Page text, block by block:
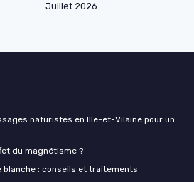
Juillet 2026
naturistes en Ille-et-Vilaine pour un
du magnétisme ?
blanche : conseils et traitements